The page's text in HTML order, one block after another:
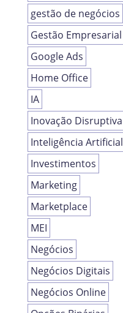
gestão de negócios
Gestão Empresarial
Google Ads
Home Office
IA
Inovação Disruptiva
Inteligência Artificial
Investimentos
Marketing
Marketplace
MEI
Negócios
Negócios Digitais
Negócios Online